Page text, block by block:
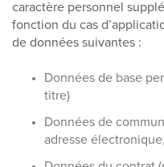
caractère personnel
fonction du cas
de données suivantes :
Données de base
titre)
Données de
adresse